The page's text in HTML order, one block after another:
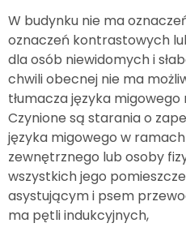
W budynku nie ma
oznaczeń kontrastowych
dla osób niewidomych i
chwili obecnej nie ma
tłumacza języka migowego
Czynione są starania o
języka migowego w
zewnętrznego lub osoby
wszystkich jego
asystującym i psem
ma pętli indukcyjnych,